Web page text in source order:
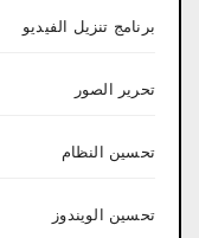
برنامج تنزيل الفيديو
تحرير الصور
تحسين النظام
تحسين الويندوز